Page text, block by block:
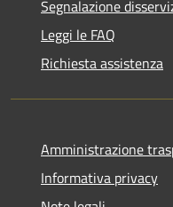
Segnalazione
Leggi le FAQ
Richiesta assistenza
Amministrazione
Informativa privacy